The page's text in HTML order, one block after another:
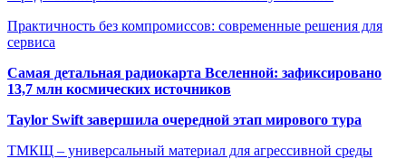
Практичность без компромиссов: современные решения для
сервиса
Самая детальная радиокарта Вселенной: зафиксировано
13,7 млн космических источников
Taylor Swift завершила очередной этап мирового тура
ТМКЩ – универсальный материал для агрессивной среды